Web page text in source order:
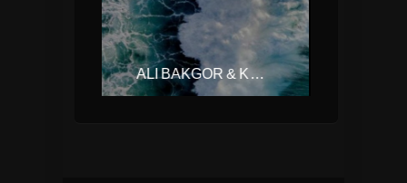
CALVIN HARRIS & DISCIPLES – HOW DEEP IS YOUR LOVE